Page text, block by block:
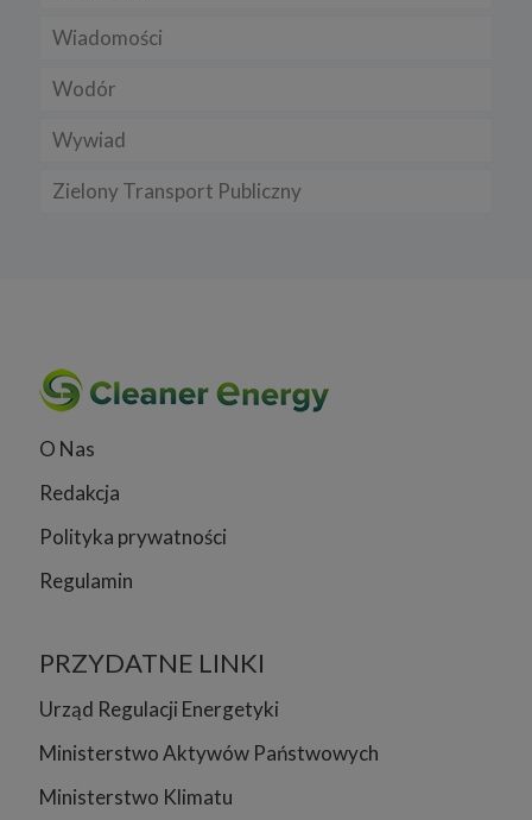
Wiadomości
Wodór
Wywiad
Zielony Transport Publiczny
O Nas
Redakcja
Polityka prywatności
Regulamin
PRZYDATNE LINKI
Urząd Regulacji Energetyki
Ministerstwo Aktywów Państwowych
Ministerstwo Klimatu